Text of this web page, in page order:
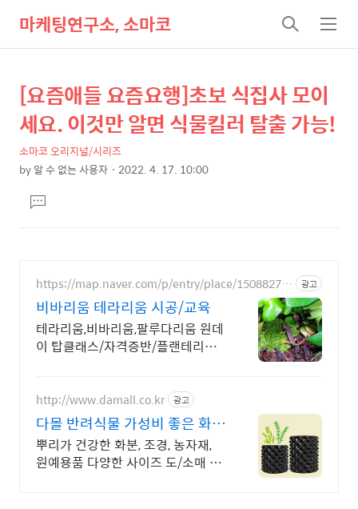
마케팅연구소, 소마코
검
색
메
뉴
상
세
컨
텐
본
문
제
목
[요즘애들 요즘요행]초보 식집사 모이
세요. 이것만 알면 식물킬러 탈출 가능!
소마코 오리지널/시리즈
by알 수 없는 사용자 2022. 4. 17. 10:00
문댓
글
https://map.naver.com/p/entry/place/15088271
63
광고
비바리움 테라리움 시공/교육
테라리움,비바리움,팔루다리움 원데
이 탑클래스/자격증반/플랜테리어
http://www.damall.co.kr 광고
다몰 반려식물 가성비 좋은 화분
도매 전문
뿌리가 건강한 화분, 조경, 농자재,
원예용품 다양한 사이즈 도/소매 전